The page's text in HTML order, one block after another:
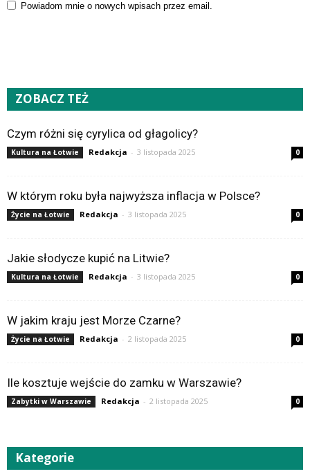
Powiadom mnie o nowych wpisach przez email.
ZOBACZ TEŻ
Czym różni się cyrylica od głagolicy?
Kultura na Łotwie Redakcja - 3 listopada 2025 0
W którym roku była najwyższa inflacja w Polsce?
Życie na Łotwie Redakcja - 3 listopada 2025 0
Jakie słodycze kupić na Litwie?
Kultura na Łotwie Redakcja - 3 listopada 2025 0
W jakim kraju jest Morze Czarne?
Życie na Łotwie Redakcja - 2 listopada 2025 0
Ile kosztuje wejście do zamku w Warszawie?
Zabytki w Warszawie Redakcja - 2 listopada 2025 0
Kategorie